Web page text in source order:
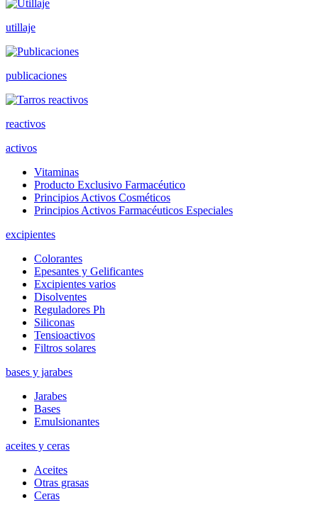
utillaje
publicaciones
reactivos
activos
Vitaminas
Producto Exclusivo Farmacéutico
Principios Activos Cosméticos
Principios Activos Farmacéuticos Especiales
excipientes
Colorantes
Epesantes y Gelificantes
Excipientes varios
Disolventes
Reguladores Ph
Siliconas
Tensioactivos
Filtros solares
bases y jarabes
Jarabes
Bases
Emulsionantes
aceites y ceras
Aceites
Otras grasas
Ceras